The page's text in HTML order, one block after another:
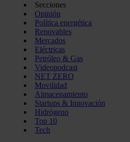
Secciones
Opinión
Política energética
Renovables
Mercados
Eléctricas
Petróleo & Gas
Videopodcast
NET ZERO
Movilidad
Almacenamiento
Startups & Innovación
Hidrógeno
Top 10
Tech